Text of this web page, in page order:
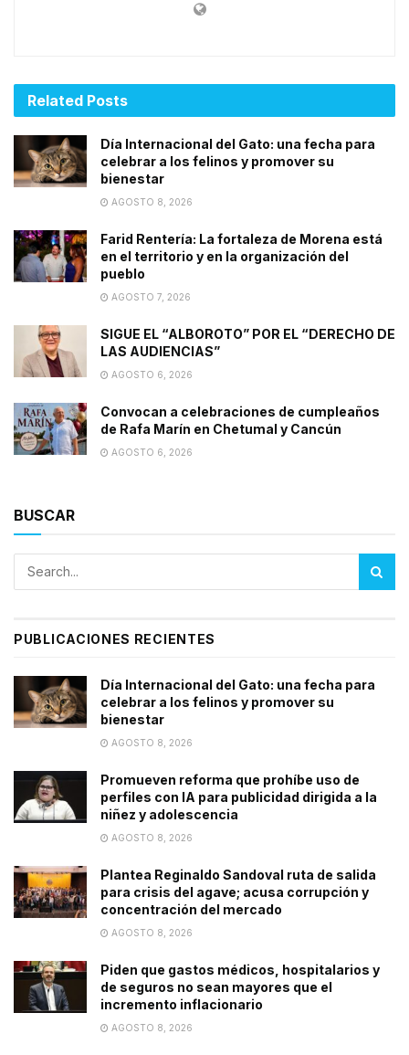
Related Posts
Día Internacional del Gato: una fecha para
celebrar a los felinos y promover su
bienestar
AGOSTO 8, 2026
Farid Rentería: La fortaleza de Morena está
en el territorio y en la organización del
pueblo
AGOSTO 7, 2026
SIGUE EL “ALBOROTO” POR EL “DERECHO DE
LAS AUDIENCIAS”
AGOSTO 6, 2026
Convocan a celebraciones de cumpleaños
de Rafa Marín en Chetumal y Cancún
AGOSTO 6, 2026
BUSCAR
PUBLICACIONES RECIENTES
Día Internacional del Gato: una fecha para
celebrar a los felinos y promover su
bienestar
AGOSTO 8, 2026
Promueven reforma que prohíbe uso de
perfiles con IA para publicidad dirigida a la
niñez y adolescencia
AGOSTO 8, 2026
Plantea Reginaldo Sandoval ruta de salida
para crisis del agave; acusa corrupción y
concentración del mercado
AGOSTO 8, 2026
Piden que gastos médicos, hospitalarios y
de seguros no sean mayores que el
incremento inflacionario
AGOSTO 8, 2026